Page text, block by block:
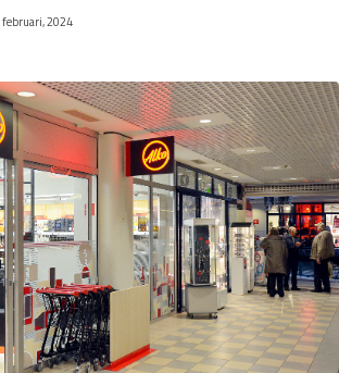
februari, 2024